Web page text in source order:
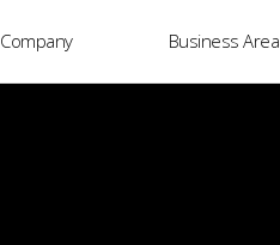
Company Business Area